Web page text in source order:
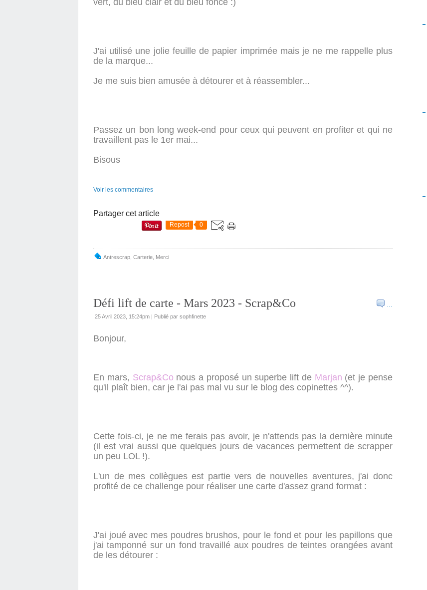
J'ai utilisé une jolie feuille de papier imprimée mais je ne me rappelle plus
de la marque...
Je me suis bien amusée à détourer et à réassembler...
Passez un bon long week-end pour ceux qui peuvent en profiter et qui ne
travaillent pas le 1er mai...
Bisous
Voir les commentaires
Partager cet article
Repost 0
Antrescrap Carterie Merci
…
Défi lift de carte - Mars 2023 - Scrap&Co
25 Avril 2023, 15:24pm | Publié par sophfinette
Bonjour,
En mars, Scrap&Co nous a proposé un superbe lift de Marjan (et je pense
qu'il plaît bien, car je l'ai pas mal vu sur le blog des copinettes ^^).
Cette fois-ci, je ne me ferais pas avoir, je n'attends pas la dernière minute
(il est vrai aussi que quelques jours de vacances permettent de scrapper
un peu LOL !).
L'un de mes collègues est partie vers de nouvelles aventures, j'ai donc
profité de ce challenge pour réaliser une carte d'assez grand format :
J'ai joué avec mes poudres brushos, pour le fond et pour les papillons que
j'ai tamponné sur un fond travaillé aux poudres de teintes orangées avant
de les détourer :